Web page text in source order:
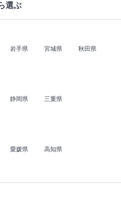
選ぶ
岩手県 宮城県
秋田県
静岡県 三重県
愛媛県 高知県